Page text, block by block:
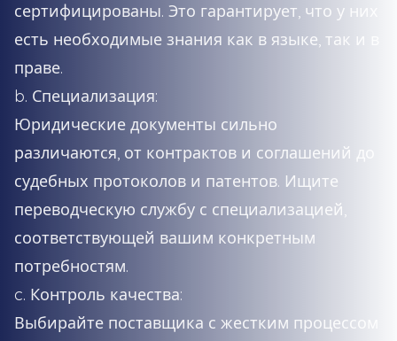
сертифицированы. Это гарантирует, что у них
есть необходимые знания как в языке, так и в
праве.
b. Специализация:
Юридические документы сильно
различаются, от контрактов и соглашений до
судебных протоколов и патентов. Ищите
переводческую службу с специализацией,
соответствующей вашим конкретным
потребностям.
c. Контроль качества:
Выбирайте поставщика с жестким процессом